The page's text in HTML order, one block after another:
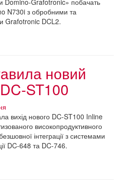
N730i з обробними та
Grafotronic DCL2.
новий
ST100
вихід нового DC-ST100 Inline
високопродуктивного
інтеграції з системами
DC-648 та DC-746.